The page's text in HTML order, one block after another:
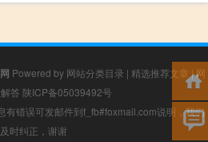
Powered by 网站分类目录 | 精选推荐文章 |网
答 陕ICP备05039492号
有错误可发邮件到f_fb#foxmail.com说明，我们
时纠正，谢谢